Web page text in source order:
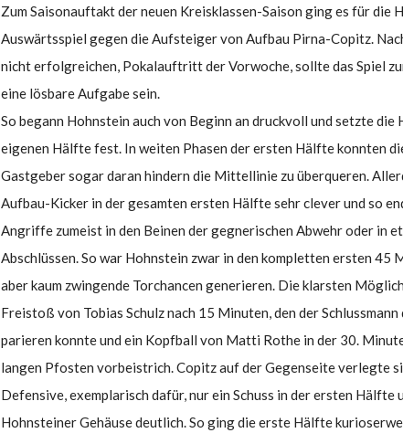
Zum Saisonauftakt der neuen Kreisklassen-Saison ging es für die
Auswärtsspiel gegen die Aufsteiger von Aufbau Pirna-Copitz.
nicht erfolgreichen, Pokalauftritt der Vorwoche, sollte das Spiel
eine lösbare Aufgabe sein.
So begann Hohnstein auch von Beginn an druckvoll und setzte die
eigenen Hälfte fest. In weiten Phasen der ersten Hälfte konnten
Gastgeber sogar daran hindern die Mittellinie zu überqueren.
Aufbau-Kicker in der gesamten ersten Hälfte sehr clever und so
Angriffe zumeist in den Beinen der gegnerischen Abwehr oder in
Abschlüssen. So war Hohnstein zwar in den kompletten ersten 45
aber kaum zwingende Torchancen generieren. Die klarsten
Freistoß von Tobias Schulz nach 15 Minuten, den der
parieren konnte und ein Kopfball von Matti Rothe in der 30.
langen Pfosten vorbeistrich. Copitz auf der Gegenseite verlegte
Defensive, exemplarisch dafür, nur ein Schuss in der ersten Hälfte
Hohnsteiner Gehäuse deutlich. So ging die erste Hälfte